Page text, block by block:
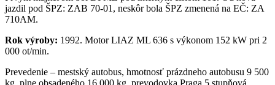
jazdil pod ŠPZ: ZAB 70-01, neskôr bola ŠPZ zmenená na EČ: ZA
710AM.
Rok výroby: 1992. Motor LIAZ ML 636 s výkonom 152 kW pri 2
000 ot/min.
Prevedenie – mestský autobus, hmotnosť prázdneho autobusu 9 500
kg, plne obsadeného 16 000 kg, prevodovka Praga 5 stupňová.